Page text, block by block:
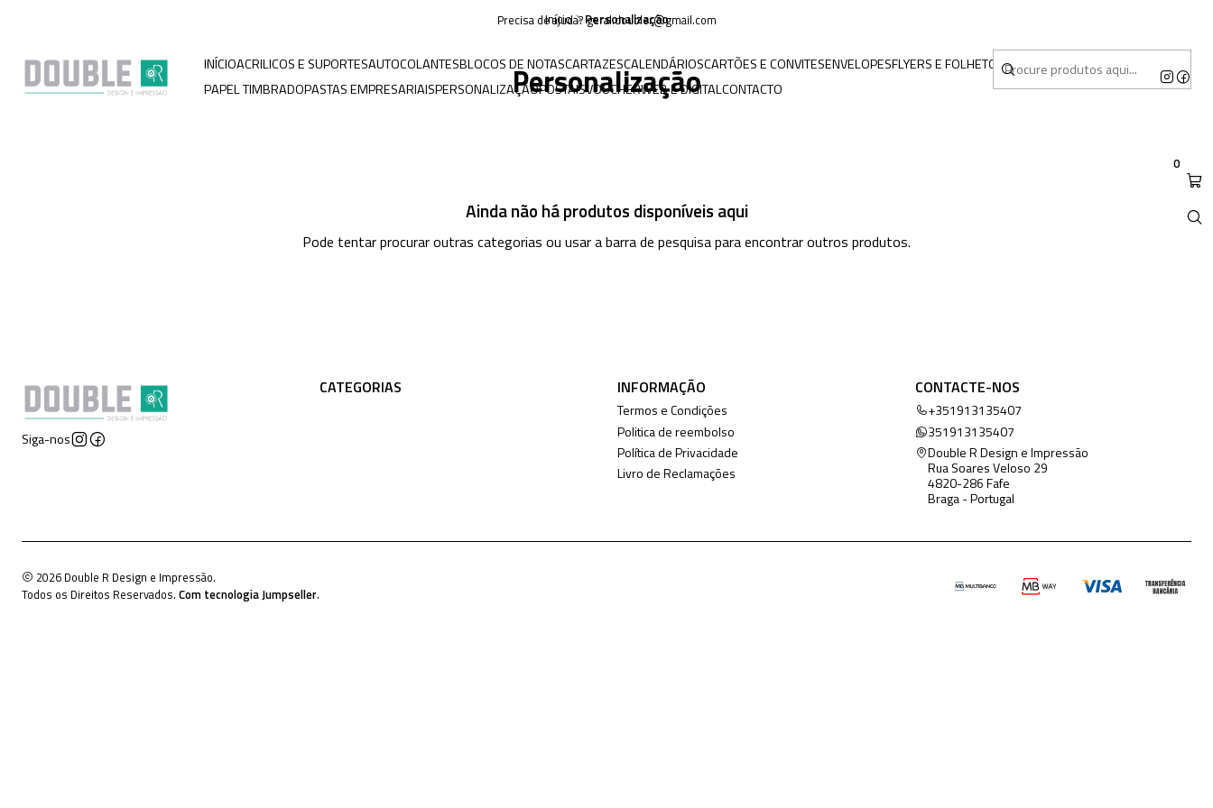
INÍCIOACRILICOS E SUPORTESAUTOCOLANTESBLOCOS DE NOTASCARTAZESCALENDÁRIOSCARTÕES E CONVITESENVELOPESFLYERS E FOLHETOSMERCHANDISING
PAPEL TIMBRADOPASTAS EMPRESARIAISPERSONALIZAÇÃOPOSTAISVOUCHERWEB E DIGITALCONTACTO
0
Precisa de ajuda? geral.doubler@gmail.com
Início Personalização
Personalização
Ainda não há produtos disponíveis aqui
Pode tentar procurar outras categorias ou usar a barra de pesquisa para encontrar outros produtos.
Siga-nos
CATEGORIAS INFORMAÇÃO
Termos e Condições
Politica de reembolso
Política de Privacidade
Livro de Reclamações
CONTACTE-NOS
+351913135407
351913135407
Double R Design e Impressão
Rua Soares Veloso 29
4820-286 Fafe
Braga - Portugal
2026 Double R Design e Impressão.
Todos os Direitos Reservados. Com tecnologia Jumpseller.